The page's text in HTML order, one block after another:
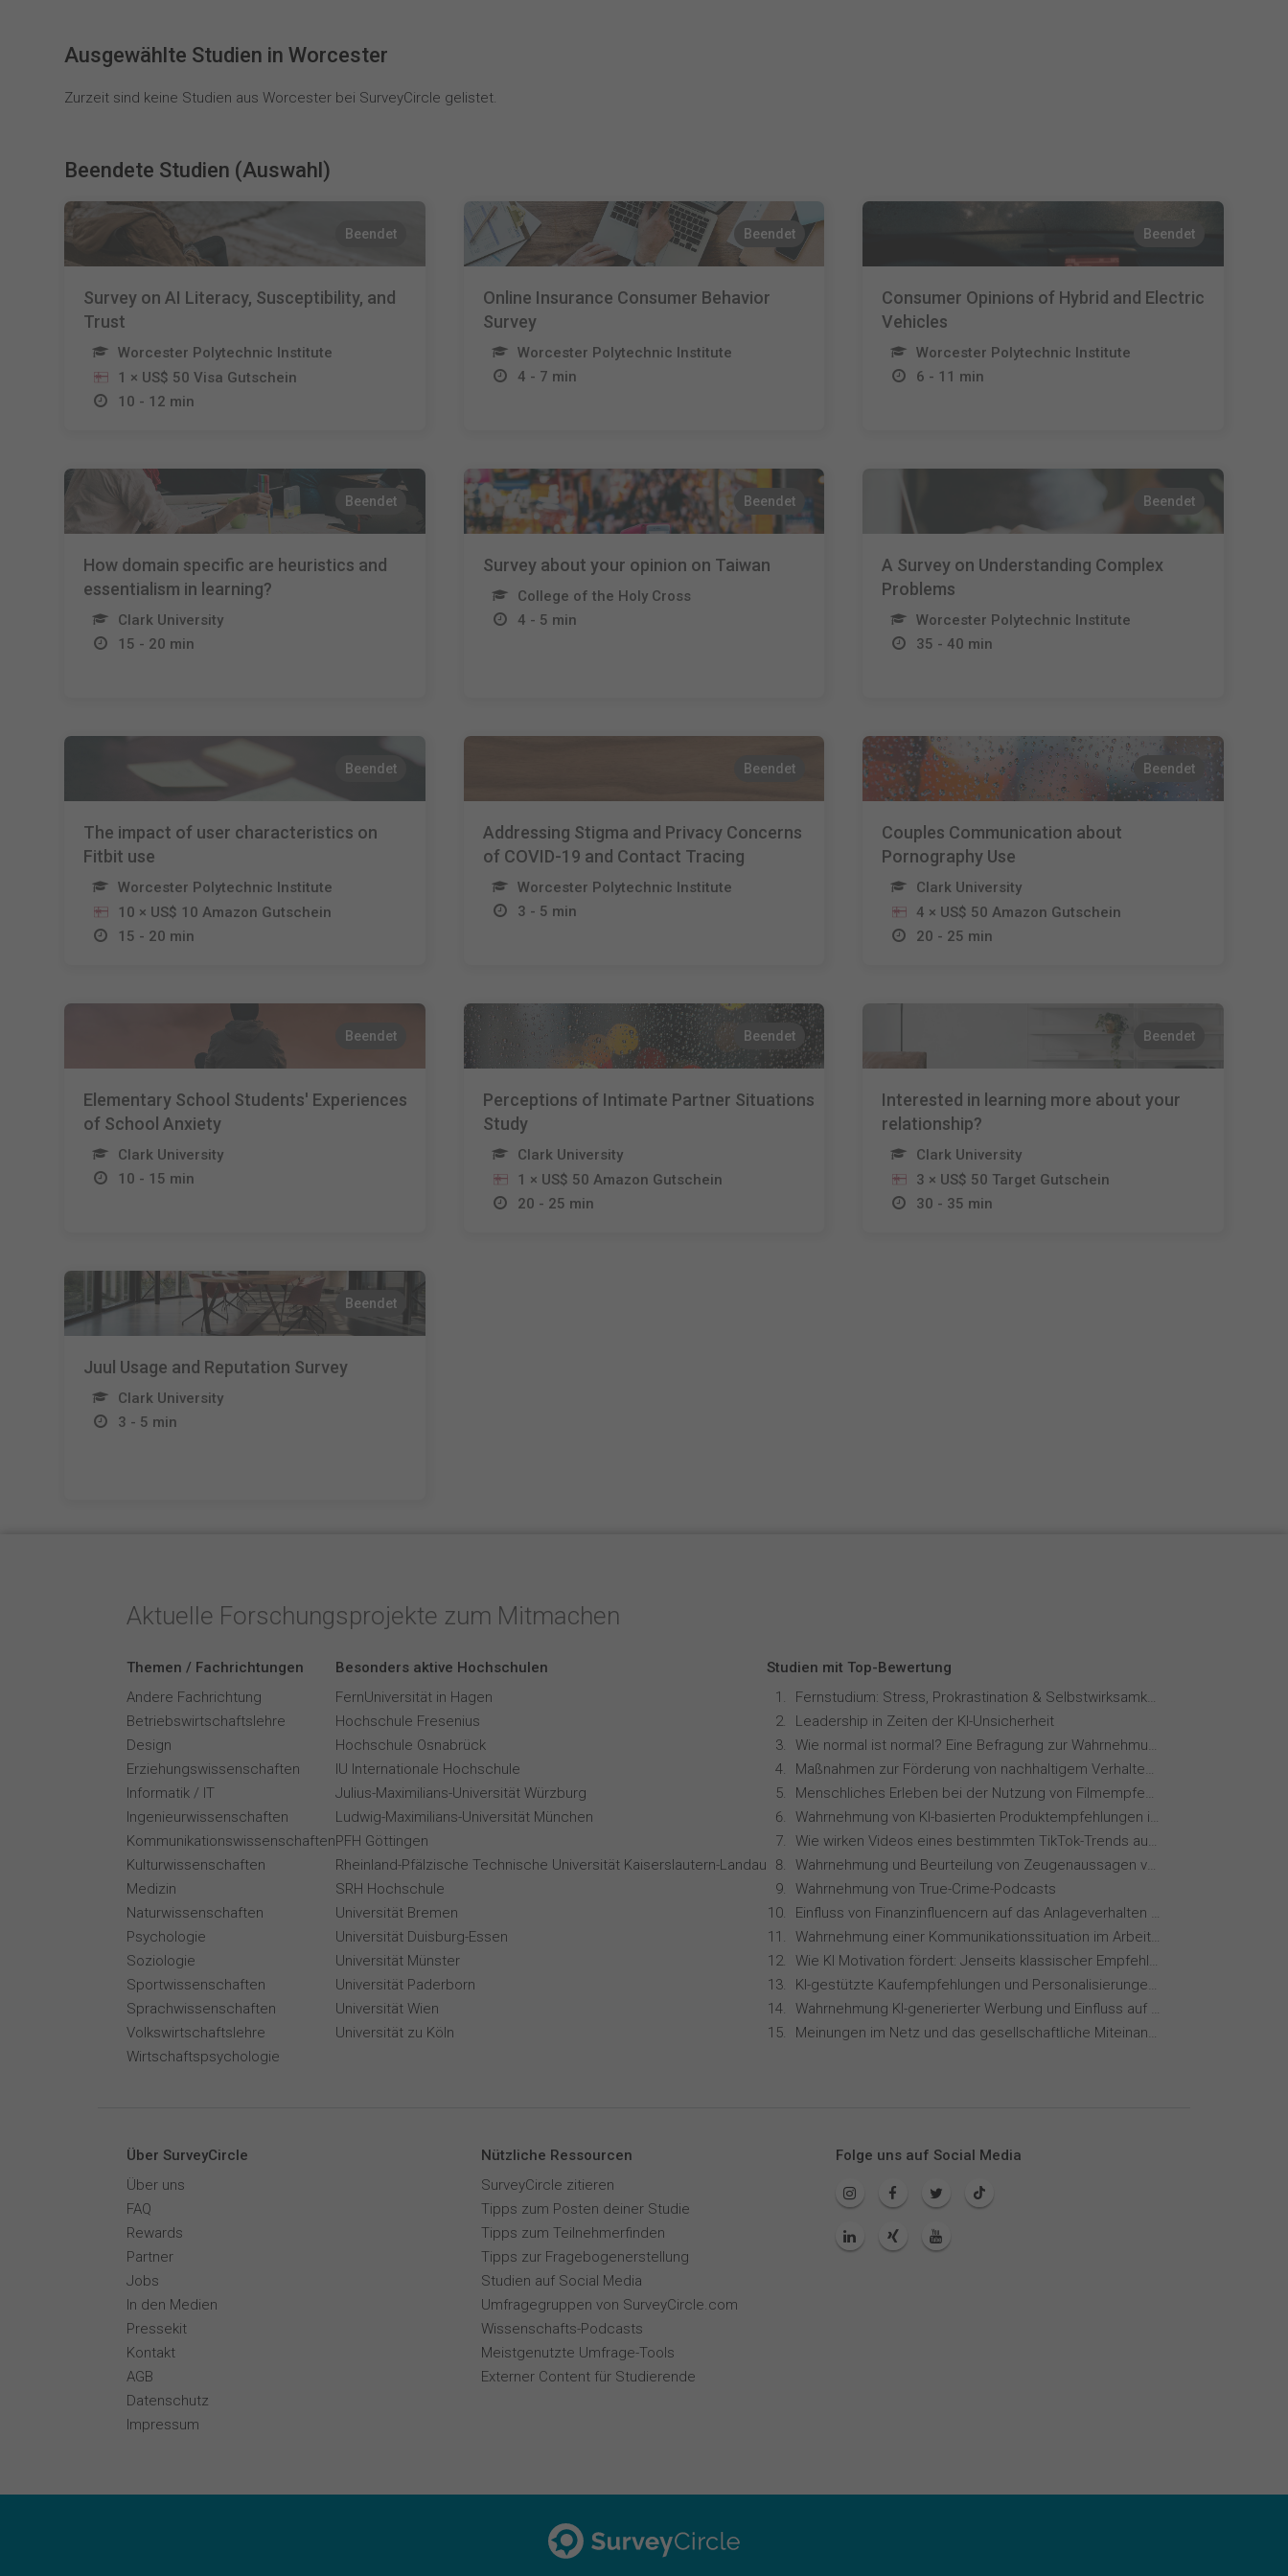
Ausgewählte Studien in Worcester
Zurzeit sind keine Studien aus Worcester bei SurveyCircle gelistet.
Beendete Studien (Auswahl)
Beendet
Survey on AI Literacy, Susceptibility, and
Trust
Worcester Polytechnic Institute
1 × US$ 50 Visa Gutschein
10 - 12 min
Beendet
Online Insurance Consumer Behavior
Survey
Worcester Polytechnic Institute
4 - 7 min
Beendet
Consumer Opinions of Hybrid and Electric
Vehicles
Worcester Polytechnic Institute
6 - 11 min
Beendet
How domain specific are heuristics and
essentialism in learning?
Clark University
15 - 20 min
Beendet
Survey about your opinion on Taiwan
College of the Holy Cross
4 - 5 min
Beendet
A Survey on Understanding Complex
Problems
Worcester Polytechnic Institute
35 - 40 min
Beendet
The impact of user characteristics on
Fitbit use
Worcester Polytechnic Institute
10 × US$ 10 Amazon Gutschein
15 - 20 min
Beendet
Addressing Stigma and Privacy Concerns
of COVID-19 and Contact Tracing
Worcester Polytechnic Institute
3 - 5 min
Beendet
Couples Communication about
Pornography Use
Clark University
4 × US$ 50 Amazon Gutschein
20 - 25 min
Beendet
Elementary School Students' Experiences
of School Anxiety
Clark University
10 - 15 min
Beendet
Perceptions of Intimate Partner Situations
Study
Clark University
1 × US$ 50 Amazon Gutschein
20 - 25 min
Beendet
Interested in learning more about your
relationship?
Clark University
3 × US$ 50 Target Gutschein
30 - 35 min
Beendet
Juul Usage and Reputation Survey
Clark University
3 - 5 min
Aktuelle Forschungsprojekte zum Mitmachen
Themen / Fachrichtungen
Andere Fachrichtung
Betriebswirtschaftslehre
Design
Erziehungswissenschaften
Informatik / IT
Ingenieurwissenschaften
Kommunikationswissenschaften
Kulturwissenschaften
Medizin
Naturwissenschaften
Psychologie
Soziologie
Sportwissenschaften
Sprachwissenschaften
Volkswirtschaftslehre
Wirtschaftspsychologie
Besonders aktive Hochschulen
FernUniversität in Hagen
Hochschule Fresenius
Hochschule Osnabrück
IU Internationale Hochschule
Julius-Maximilians-Universität Würzburg
Ludwig-Maximilians-Universität München
PFH Göttingen
Rheinland-Pfälzische Technische Universität Kaiserslautern-Landau
SRH Hochschule
Universität Bremen
Universität Duisburg-Essen
Universität Münster
Universität Paderborn
Universität Wien
Universität zu Köln
Studien mit Top-Bewertung
Fernstudium: Stress, Prokrastination & Selbstwirksamkeit
Leadership in Zeiten der KI-Unsicherheit
Wie normal ist normal? Eine Befragung zur Wahrnehmung von Essverhalten
Maßnahmen zur Förderung von nachhaltigem Verhalten von Hotelgästen
Menschliches Erleben bei der Nutzung von Filmempfehlungssystemen
Wahrnehmung von KI-basierten Produktempfehlungen in Mode-Online-Shops
Wie wirken Videos eines bestimmten TikTok-Trends auf dich?
Wahrnehmung und Beurteilung von Zeugenaussagen vor Gericht
Wahrnehmung von True-Crime-Podcasts
Einfluss von Finanzinfluencern auf das Anlageverhalten der Gen Z⁠
Wahrnehmung einer Kommunikationssituation im Arbeitskontext
Wie KI Motivation fördert: Jenseits klassischer Empfehlungssysteme
KI-gestützte Kaufempfehlungen und Personalisierungen im Online-Handel
Wahrnehmung KI-generierter Werbung und Einfluss auf Markenvertrauen
Meinungen im Netz und das gesellschaftliche Miteinander
Über SurveyCircle
Über uns
FAQ
Rewards
Partner
Jobs
In den Medien
Pressekit
Kontakt
AGB
Datenschutz
Impressum
Nützliche Ressourcen
SurveyCircle zitieren
Tipps zum Posten deiner Studie
Tipps zum Teilnehmerfinden
Tipps zur Fragebogenerstellung
Studien auf Social Media
Umfragegruppen von SurveyCircle.com
Wissenschafts-Podcasts
Meistgenutzte Umfrage-Tools
Externer Content für Studierende
Folge uns auf Social Media